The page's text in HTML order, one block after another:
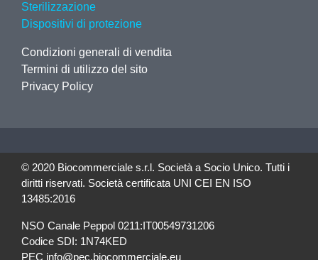
Sterilizzazione
Dispositivi di protezione
Condizioni generali di vendita
Termini di utilizzo del sito
Privacy Policy
© 2020 Biocommerciale s.r.l. Società a Socio Unico. Tutti i
diritti riservati. Società certificata UNI CEI EN ISO
13485:2016
NSO Canale Peppol 0211:IT00549731206
Codice SDI: 1N74KED
PEC info@pec.biocommerciale.eu